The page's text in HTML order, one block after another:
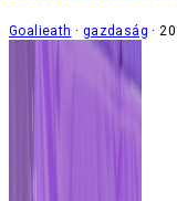
Goalieath gazdaság